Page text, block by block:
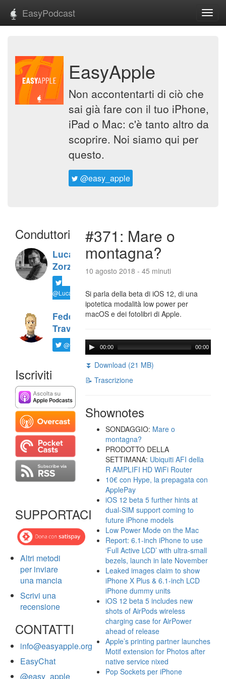
EasyPodcast
EasyApple
Non accontentarti di ciò che
sai già fare con il tuo iPhone,
iPad o Mac: c'è tanto altro da
scoprire. Noi siamo qui per
questo.
@easy_apple
Conduttori
Luca
Zorzi
@LucaTNT
Federico
Travaini
@ftrava
Iscriviti
SUPPORTACI
Altri metodi
per inviare
una mancia
Scrivi una
recensione
CONTATTI
info@easyapple.org
EasyChat
@easy_apple
#371: Mare o
montagna?
10 agosto 2018 - 45 minuti
Si parla della beta di iOS 12, di una
ipotetica modalità low power per
macOS e dei fotolibri di Apple.
00:00 00:00
⏬ Download (21 MB)
📝 Trascrizione
Shownotes
SONDAGGIO: Mare o
montagna?
PRODOTTO DELLA
SETTIMANA: Ubiquiti AFI della
R AMPLIFI HD WiFi Router
10€ con Hype, la prepagata con
ApplePay
iOS 12 beta 5 further hints at
dual-SIM support coming to
future iPhone models
Low Power Mode on the Mac
Report: 6.1-inch iPhone to use
‘Full Active LCD’ with ultra-small
bezels, launch in late November
Leaked images claim to show
iPhone X Plus & 6.1-inch LCD
iPhone dummy units
iOS 12 beta 5 includes new
shots of AirPods wireless
charging case for AirPower
ahead of release
Apple’s printing partner launches
Motif extension for Photos after
native service nixed
Pop Sockets per iPhone